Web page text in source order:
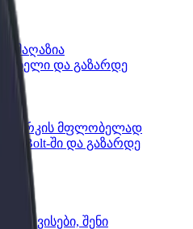
მაღაზია
და გაზარდე
მფლობელად
Bolt-ში და გაზარდე
სერვისები, შენი